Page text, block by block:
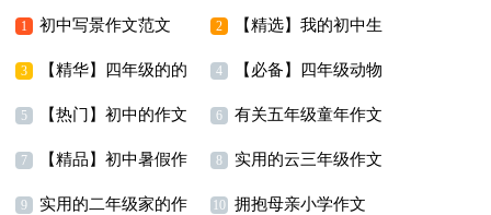
1 初中写景作文范文 2 【精选】我的初中生
活作文汇总六篇
3 【精华】四年级的的
暑假作文四篇
4 【必备】四年级动物
作文汇总五篇
5 【热门】初中的作文
300字合集十篇
6 有关五年级童年作文
合集8篇
7 【精品】初中暑假作
文汇总9篇
8 实用的云三年级作文
300字合集五篇
9 实用的二年级家的作 10 拥抱母亲小学作文